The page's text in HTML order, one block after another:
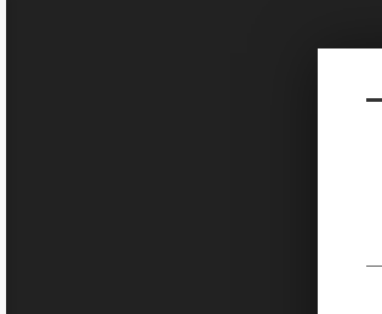
Sketchbook5, 스케치
Sketchbook5, 스케치
Sketchbook5, 스케치
Sketchbook5, 스케치